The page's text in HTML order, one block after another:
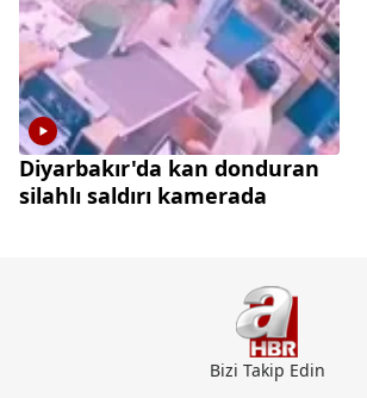
Diyarbakır'da kan donduran
silahlı saldırı kamerada
Bizi Takip Edin